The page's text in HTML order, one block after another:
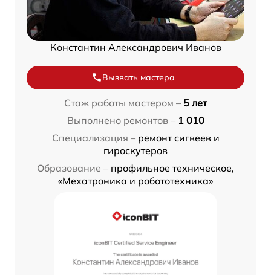
Константин Александрович Иванов
Вызвать мастера
Стаж работы мастером – 5 лет
Выполнено ремонтов – 1 010
Специализация – ремонт сигвеев и
гироскутеров
Образование – профильное техническое,
«Мехатроника и робототехника»